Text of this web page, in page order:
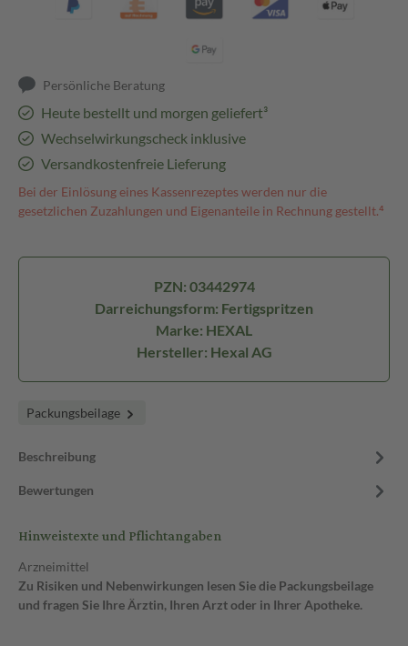
Persönliche Beratung
Heute bestellt und morgen geliefert³
Wechselwirkungscheck inklusive
Versandkostenfreie Lieferung
Bei der Einlösung eines Kassenrezeptes werden nur die
gesetzlichen Zuzahlungen und Eigenanteile in Rechnung gestellt.⁴
PZN: 03442974
Darreichungsform: Fertigspritzen
Marke: HEXAL
Hersteller: Hexal AG
Packungsbeilage
Beschreibung
Bewertungen
Hinweistexte und Pflichtangaben
Arzneimittel
Zu Risiken und Nebenwirkungen lesen Sie die Packungsbeilage
und fragen Sie Ihre Ärztin, Ihren Arzt oder in Ihrer Apotheke.